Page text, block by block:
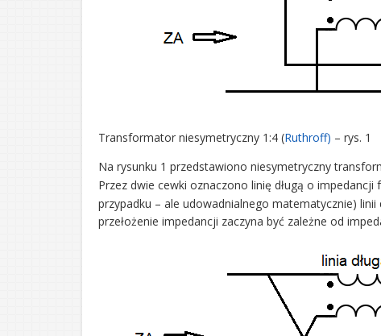
Transformator niesymetryczny 1:4 (Ruthroff) – rys. 1
Na rysunku 1 przedstawiono niesymetryczny
Przez dwie cewki oznaczono linię długą o impedancji
przypadku – ale udowadnialnego matematycznie) linii
przełożenie impedancji zaczyna być zależne od